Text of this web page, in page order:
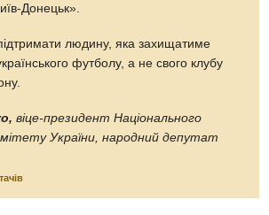
Донецьк».
людину, яка захищатиме
футболу, а не свого клубу
віце-президент Національного
України, народний депутат